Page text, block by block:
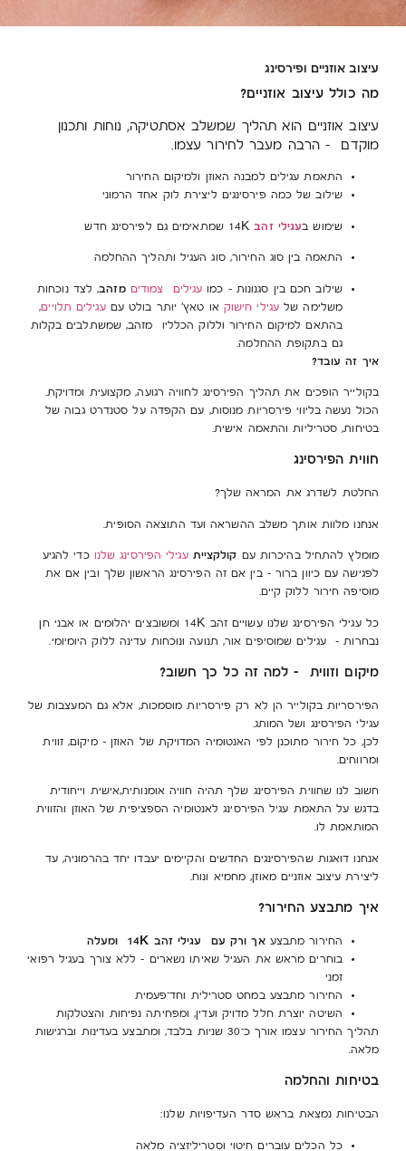
עיצוב אוזניים ופירסינג
מה כולל עיצוב אוזניים?
עיצוב אוזניים הוא תהליך שמשלב אסתטיקה, נוחות ותכנון
מוקדם – הרבה מעבר לחירור עצמו.
התאמת עגילים למבנה האוזן ולמיקום החירור
שילוב של כמה פירסינגים ליצירת לוק אחד הרמוני
שימוש בעגילי זהב 14K שמתאימים גם לפירסינג חדש
התאמה בין סוג החירור, סוג העגיל ותהליך ההחלמה
שילוב חכם בין סגנונות – כמו עגילים צמודים מזהב, לצד נוכחות
משלימה של עגילי חישוק או טאץ’ יותר בולט עםעגילים תלויים,
בהתאם למיקום החירור וללוק הכלליו מזהב, שמשתלבים בקלות
גם בתקופת ההחלמה.
איך זה עובד?
בקולייר הופכים את תהליך הפירסינג לחוויה רגועה, מקצועית ומדויקת.
הכול נעשה בליווי פירסריות מנוסות, עם הקפדה על סטנדרט גבוה של
בטיחות, סטריליות והתאמה אישית.
חווית הפירסינג
החלטת לשדרג את המראה שלך?
אנחנו מלוות אותך משלב ההשראה ועד התוצאה הסופית.
מומלץ להתחיל בהיכרות עם קולקצייתעגילי הפירסינג שלנו כדי להגיע
לפגישה עם כיוון ברור – בין אם זה הפירסינג הראשון שלך ובין אם את
מוסיפה חירור ללוק קיים.
כל עגילי הפירסינג שלנו עשויים זהב 14K ומשובצים יהלומים או אבני חן
נבחרות – עגילים שמוסיפים אור, תנועה ונוכחות עדינה ללוק היומיומי.
מיקום וזווית – למה זה כל כך חשוב?
הפירסריות בקולייר הן לא רק פירסריות מוסמכות, אלא גם המעצבות של
עגילי הפירסינג ושל המותג.
לכן, כל חירור מתוכנן לפי האנטומיה המדויקת של האוזן – מיקום, זווית
ומרווחים.
חשוב לנו שחווית הפירסינג שלך תהיה חוויה אומנותית,אישית וייחודית
בדגש על התאמת עגיל הפירסינג לאנטומיה הספציפית של האוזן והזווית
המותאמת לו.
אנחנו דואגות שהפירסינגים החדשים והקיימים יעבדו יחד בהרמוניה, עד
ליצירת עיצוב אוזניים מאוזן, מחמיא ונוח.
איך מתבצע החירור?
החירור מתבצע אך ורק עם עגילי זהב 14K ומעלה
בוחרים מראש את העגיל שאיתו נשארים – ללא צורך בעגיל רפואי
זמני
החירור מתבצע במחט סטרילית וחד־פעמית
השיטה יוצרת חלל מדויק ועדין, ומפחיתה נפיחות והצטלקות
תהליך החירור עצמו אורך כ־30 שניות בלבד, ומתבצע בעדינות וברגישות
מלאה.
בטיחות והחלמה
הבטיחות נמצאת בראש סדר העדיפויות שלנו:
כל הכלים עוברים חיטוי וסטריליזציה מלאה